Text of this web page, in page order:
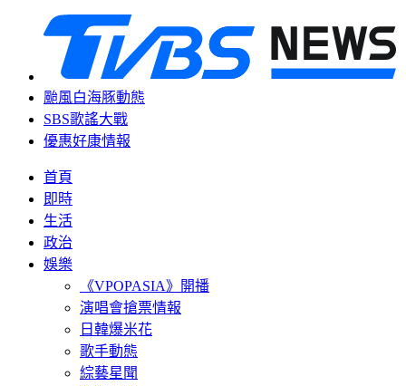
颱風白海豚動態
SBS歌謠大戰
優惠好康情報
首頁
即時
生活
政治
娛樂
《VPOPASIA》開播
演唱會搶票情報
日韓爆米花
歌手動態
綜藝星聞